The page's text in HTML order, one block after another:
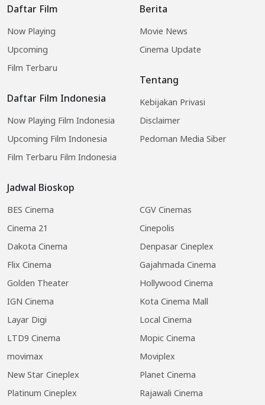
Daftar Film
Now Playing
Upcoming
Film Terbaru
Daftar Film Indonesia
Now Playing Film Indonesia
Upcoming Film Indonesia
Film Terbaru Film Indonesia
Jadwal Bioskop
BES Cinema
CGV Cinemas
Cinema 21
Cinepolis
Dakota Cinema
Denpasar Cineplex
Flix Cinema
Gajahmada Cinema
Golden Theater
Hollywood Cinema
IGN Cinema
Kota Cinema Mall
Layar Digi
Local Cinema
LTD9 Cinema
Mopic Cinema
movimax
Moviplex
New Star Cineplex
Planet Cinema
Platinum Cineplex
Rajawali Cinema
Berita
Movie News
Cinema Update
Tentang
Kebijakan Privasi
Disclaimer
Pedoman Media Siber